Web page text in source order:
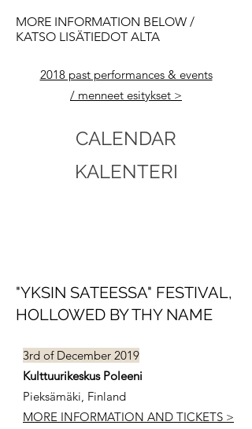
MORE INFORMATION BELOW /
KATSO LISÄTIEDOT ALTA
2018 past performances & events
/ menneet esitykset >
CALENDAR
KALENTERI
"YKSIN SATEESSA" FESTIVAL,
HOLLOWED BY THY NAME
3rd of December 2019
Kulttuurikeskus Poleeni
Pieksämäki, Finland
MORE INFORMATION AND TICKETS >